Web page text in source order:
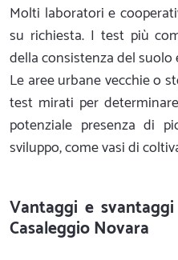
Molti laboratori e
su richiesta. I test più
della consistenza del
Le aree urbane vecchie o
test mirati per
potenziale presenza di
sviluppo, come vasi di
Vantaggi e
Casaleggio Novara